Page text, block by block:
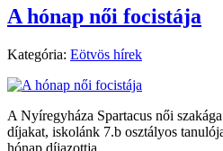
A hónap női focistája
Kategória: Eötvös hírek
A Nyíregyháza Spartacus női
díjakat, iskolánk 7.b osztályos